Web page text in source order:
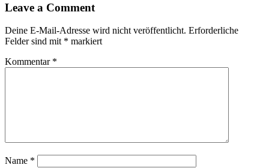
Leave a Comment
Deine E-Mail-Adresse wird nicht veröffentlicht. Erforderliche
Felder sind mit * markiert
Kommentar *
Name *